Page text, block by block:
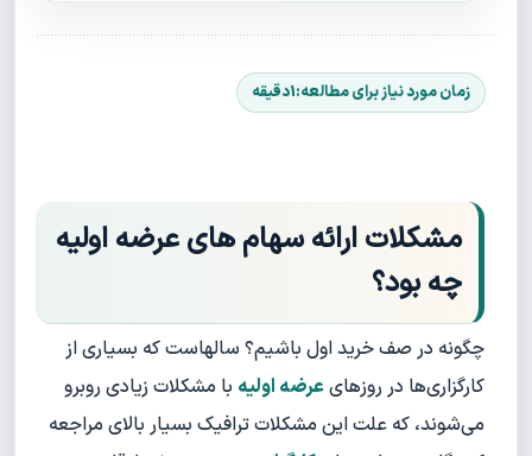
مشکلات ارائه سهام های عرضه اولیه
چه بود؟
چگونه در صف خرید اول باشیم؟ سالهاست که بسیاری از
کارگزاری‌ها در روزهایعرضه اولیه با مشکلات زیادی روبرو
می‌شوند، که علت این مشکلات ترافیک بسیار بالای مراجعه